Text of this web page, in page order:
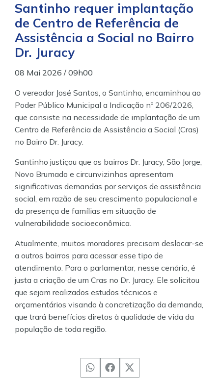
Santinho requer implantação
de Centro de Referência de
Assistência a Social no Bairro
Dr. Juracy
08 Mai 2026 / 09h00
O vereador José Santos, o Santinho, encaminhou ao
Poder Público Municipal a Indicação nº 206/2026,
que consiste na necessidade de implantação de um
Centro de Referência de Assistência a Social (Cras)
no Bairro Dr. Juracy.
Santinho justiçou que os bairros Dr. Juracy, São Jorge,
Novo Brumado e circunvizinhos apresentam
significativas demandas por serviços de assistência
social, em razão de seu crescimento populacional e
da presença de famílias em situação de
vulnerabilidade socioeconômica.
Atualmente, muitos moradores precisam deslocar-se
a outros bairros para acessar esse tipo de
atendimento. Para o parlamentar, nesse cenário, é
justa a criação de um Cras no Dr. Juracy. Ele solicitou
que sejam realizados estudos técnicos e
orçamentários visando à concretização da demanda,
que trará benefícios diretos à qualidade de vida da
população de toda região.